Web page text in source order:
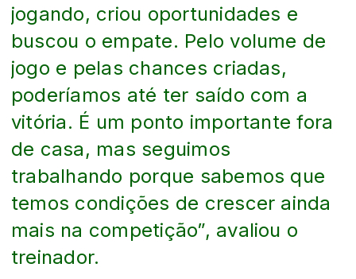
jogando, criou oportunidades e
buscou o empate. Pelo volume de
jogo e pelas chances criadas,
poderíamos até ter saído com a
vitória. É um ponto importante fora
de casa, mas seguimos
trabalhando porque sabemos que
temos condições de crescer ainda
mais na competição”, avaliou o
treinador.